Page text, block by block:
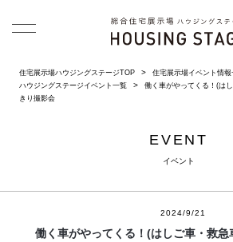
住宅展示場ハウジングステージTOP 住宅展示場イベント情
ハウジングステージイベント一覧
働く車がやってくる！(は
きり撮影会
EVENT
イベント
2024/9/21
働く車がやってくる！(はしご車・救